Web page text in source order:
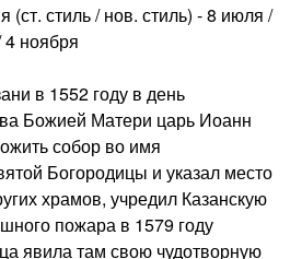
стиль / нов. стиль) - 8 июля /
ноября
в 1552 году в день
Божией Матери царь Иоанн
собор во имя
Богородицы и указал место
храмов, учредил Казанскую
пожара в 1579 году
явила там свою чудотворную